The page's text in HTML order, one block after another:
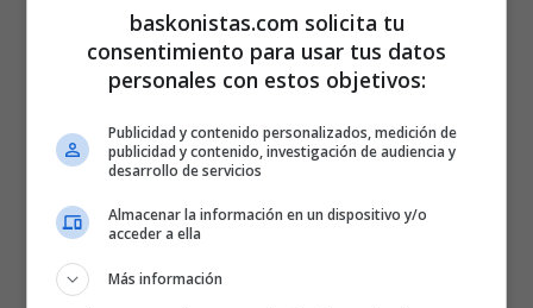
baskonistas.com solicita tu
consentimiento para usar tus datos
personales con estos objetivos:
Publicidad y contenido personalizados, medición de
publicidad y contenido, investigación de audiencia y
desarrollo de servicios
Almacenar la información en un dispositivo y/o
acceder a ella
Más información